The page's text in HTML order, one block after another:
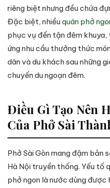
riêng biệt nhưng đều chứa
Đặc biệt, nhiềuquán phở
phục vụ đến tận đêm
ứng nhu cầu thưởng thức
dân và du khách sau những
chuyến du ngoạn đêm.
Điều Gì Tạo Nên
Của Phở Sài
Phở Sài Gòn mang đậm bản
Hà Nội truyền thống. Yếu tố
phở ngon là nước dùng